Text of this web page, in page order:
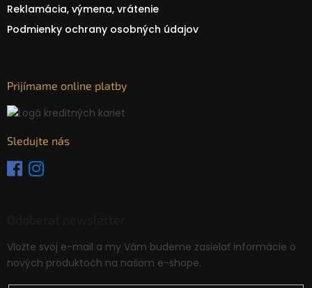
Reklamácia, výmena, vrátenie
Podmienky ochrany osobných údajov
Prijímame online platby
Sledujte nás
Vložte svoj e-mail a my Vám budeme zasielať informácie o
nových produktoch na našom e-shope.